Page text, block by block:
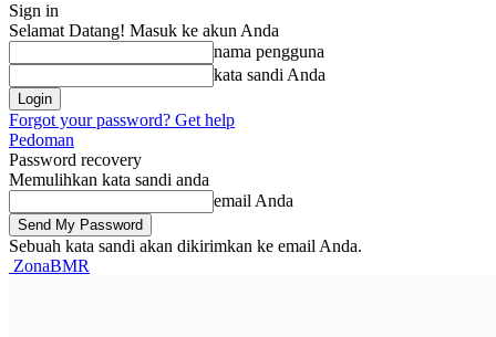
Sign in
Selamat Datang! Masuk ke akun Anda
nama pengguna
kata sandi Anda
Forgot your password? Get help
Pedoman
Password recovery
Memulihkan kata sandi anda
email Anda
Sebuah kata sandi akan dikirimkan ke email Anda.
ZonaBMR